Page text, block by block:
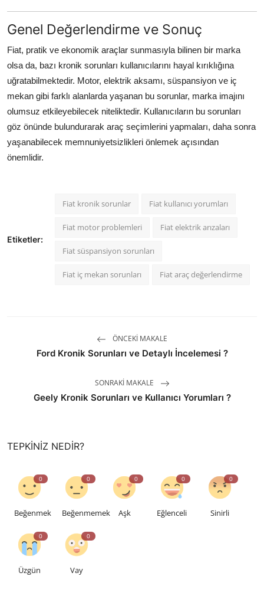
Genel Değerlendirme ve Sonuç
Fiat, pratik ve ekonomik araçlar sunmasıyla bilinen bir marka
olsa da, bazı kronik sorunları kullanıcılarını hayal kırıklığına
uğratabilmektedir. Motor, elektrik aksamı, süspansiyon ve iç
mekan gibi farklı alanlarda yaşanan bu sorunlar, marka imajını
olumsuz etkileyebilecek niteliktedir. Kullanıcıların bu sorunları
göz önünde bulundurarak araç seçimlerini yapmaları, daha sonra
yaşanabilecek memnuniyetsizlikleri önlemek açısından
önemlidir.
Etiketler:
Fiat kronik sorunlar Fiat kullanıcı yorumları
Fiat motor problemleri Fiat elektrik arızaları
Fiat süspansiyon sorunları
Fiat iç mekan sorunları Fiat araç değerlendirme
ÖNCEKI MAKALE
Ford Kronik Sorunları ve Detaylı İncelemesi ?
SONRAKI MAKALE
Geely Kronik Sorunları ve Kullanıcı Yorumları ?
TEPKINIZ NEDIR?
0
Beğenmek
0
Beğenmemek
0
Aşk
0
Eğlenceli
0
Sinirli
0
Üzgün
0
Vay